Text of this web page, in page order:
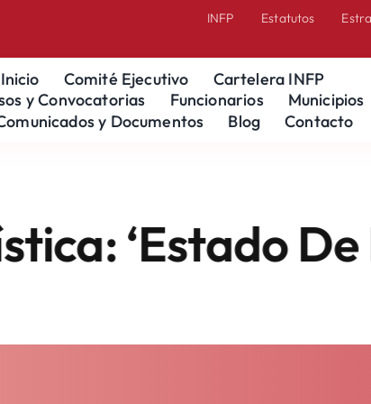
INFP Estatutos
Inicio Comité Ejecutivo
Cartelera INFP
y Convocatorias
Funcionarios
Municipios
y Documentos
Blog Contacto
De